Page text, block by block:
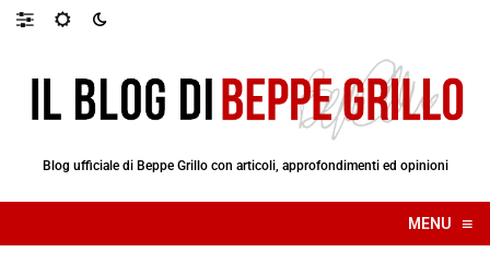
Blog ufficiale di Beppe Grillo con articoli, approfondimenti ed opinioni
MENU ≡
☰